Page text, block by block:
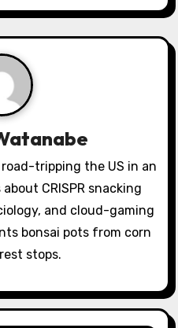
tripping the US in an
CRISPR snacking
and cloud-gaming
bonsai pots from corn
stops.